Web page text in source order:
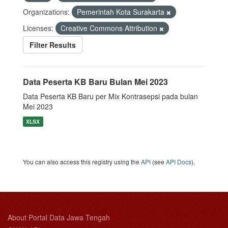
Organizations:
Pemerintah Kota Surakarta
Licenses:
Creative Commons Attribution
Filter Results
Data Peserta KB Baru Bulan Mei 2023
Data Peserta KB Baru per Mix Kontrasepsi pada bulan
Mei 2023
XLSX
You can also access this registry using the API (see API Docs).
About Portal Data Jawa Tengah